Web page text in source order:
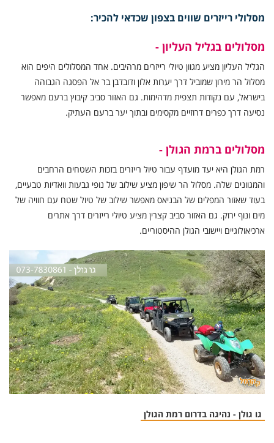
מסלולי רייזרים שווים בצפון שכדאי להכיר:
מסלולים בגליל העליון -
הגליל העליון מציע מגוון טיולי רייזרים מרהיבים. אחד המסלולים היפים הוא
מסלול הר מירון שמוביל דרך יערות אלון ודובדבן בר אל הפסגה הגבוהה
בישראל, עם נקודות תצפית מדהימות. גם האזור סביב קיבוץ ברעם מאפשר
נסיעה דרך כפרים דרוזיים מקסימים ובתוך יער ברעם העתיק.
מסלולים ברמת הגולן -
רמת הגולן היא יעד מועדף עבור טיול רייזרים בזכות השטחים הרחבים
והמגוונים שלה. מסלול הר שיפון מציע שילוב של נופי גבעות וואדיות טבעיים,
בעוד שאזור המפלים של הבניאס מאפשר שילוב של טיול שטח עם חוויה של
מים ונוף ירוק. גם האזור סביב קצרין מציע טיולי רייזרים דרך אתרים
ארכיאולוגיים ויישובי הגולן ההיסטוריים.
גו גולן - נהיגה בדרום רמת הגולן